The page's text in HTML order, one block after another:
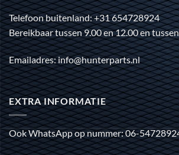
Telefoon buitenland: +31 654728924
Bereikbaar tussen 9.00 en 12.00 en
Emailadres: info@hunterparts.nl
EXTRA INFORMATIE
Ook WhatsApp op nummer: 06-